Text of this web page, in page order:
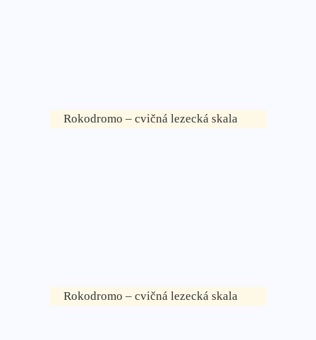
Rokodromo – cvičná lezecká skala
Rokodromo – cvičná lezecká skala